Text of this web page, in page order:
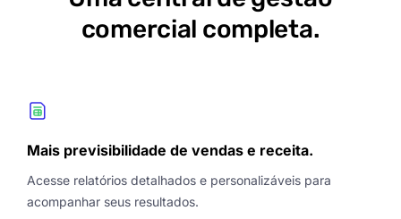
comercial completa.
Mais previsibilidade de vendas e receita.
Acesse relatórios detalhados e personalizáveis para
acompanhar seus resultados.